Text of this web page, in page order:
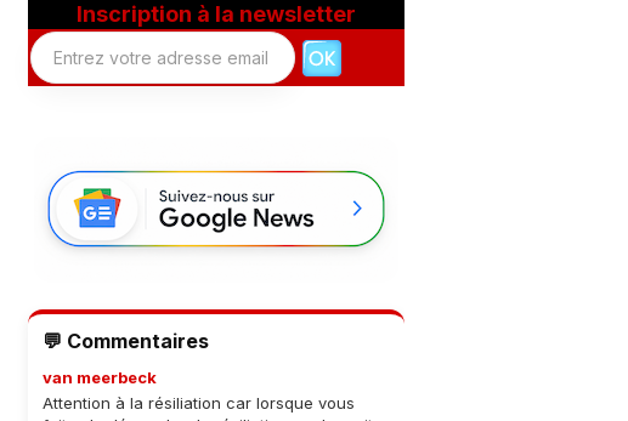
Inscription à la newsletter
💬 Commentaires
van meerbeck
Attention à la résiliation car lorsque vous